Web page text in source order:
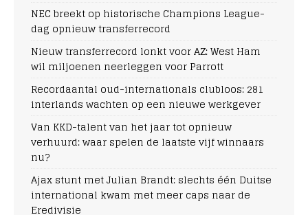
NEC breekt op historische Champions League-
dag opnieuw transferrecord
Nieuw transferrecord lonkt voor AZ: West Ham
wil miljoenen neerleggen voor Parrott
Recordaantal oud-internationals clubloos: 281
interlands wachten op een nieuwe werkgever
Van KKD-talent van het jaar tot opnieuw
verhuurd: waar spelen de laatste vijf winnaars
nu?
Ajax stunt met Julian Brandt: slechts één Duitse
international kwam met meer caps naar de
Eredivisie